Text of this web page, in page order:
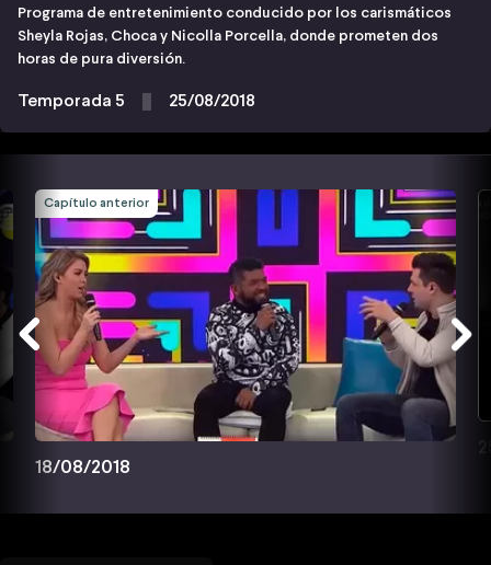
Programa de entretenimiento conducido por los carismáticos
Sheyla Rojas, Choca y Nicolla Porcella, donde prometen dos
horas de pura diversión.
Temporada 5 25/08/2018
Capítulo anterior
18/08/2018